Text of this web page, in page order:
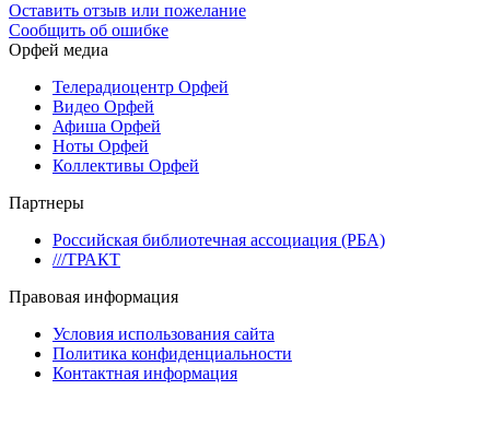
Оставить отзыв или пожелание
Сообщить об ошибке
Орфей медиа
Телерадиоцентр Орфей
Видео Орфей
Афиша Орфей
Ноты Орфей
Коллективы Орфей
Партнеры
Российская библиотечная ассоциация (РБА)
///ТРАКТ
Правовая информация
Условия использования сайта
Политика конфиденциальности
Контактная информация